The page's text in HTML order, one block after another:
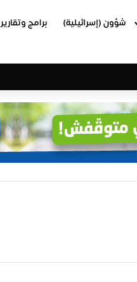
شؤون (إسرائيلية) برامج وتقارير